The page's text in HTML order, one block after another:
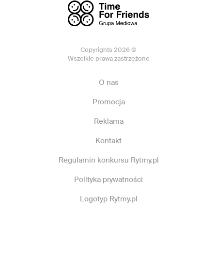
Copyrights 2026 ©
Wszelkie prawa zastrzeżone
O nas
Promocja
Reklama
Kontakt
Regulamin konkursu Rytmy.pl
Polityka prywatności
Logotyp Rytmy.pl